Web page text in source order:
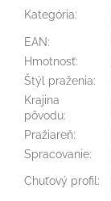
Kategória:
EAN:
Hmotnosť:
Štýl praženia:
Krajina
pôvodu:
Pražiareň:
Spracovanie:
Chuťový profil: